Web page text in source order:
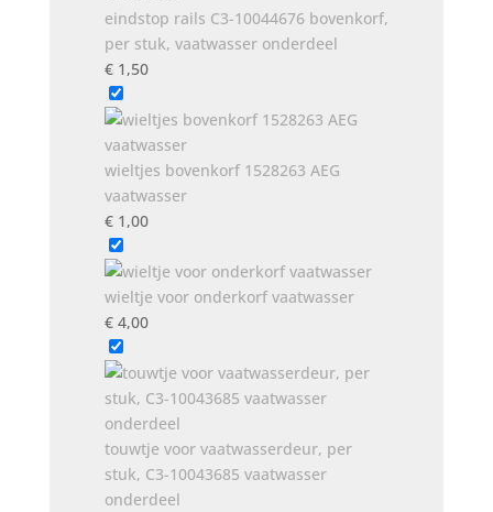
eindstop rails C3-10044676 bovenkorf,
per stuk, vaatwasser onderdeel
€1,50
wieltjes bovenkorf 1528263 AEG
vaatwasser
€1,00
wieltje voor onderkorf vaatwasser
€4,00
touwtje voor vaatwasserdeur, per
stuk, C3-10043685 vaatwasser
onderdeel